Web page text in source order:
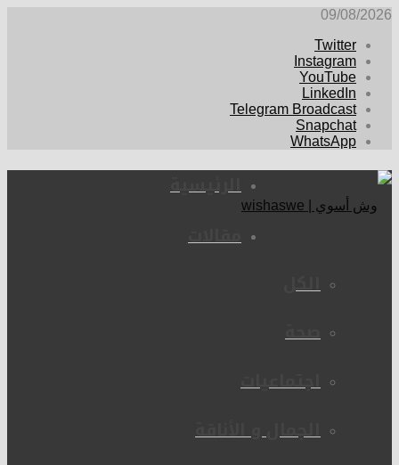
09/08/2026
Twitter
Instagram
YouTube
LinkedIn
Telegram Broadcast
Snapchat
WhatsApp
الرئيسية
مقالات
الكل
صحة
اجتماعيات
الجمال و الأناقة